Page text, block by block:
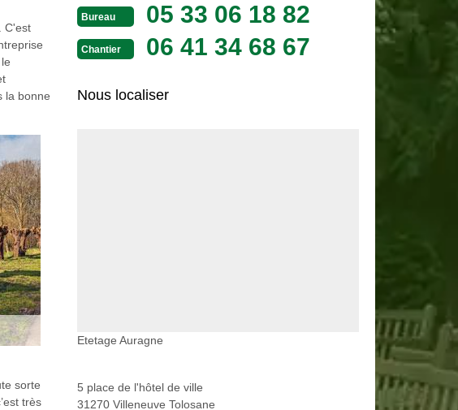
C'est
la bonne
sorte
très
Bureau 05 33 06 18 82
Chantier 06 41 34 68 67
Nous localiser
Etetage Auragne
5 place de l'hôtel de ville
31270 Villeneuve Tolosane